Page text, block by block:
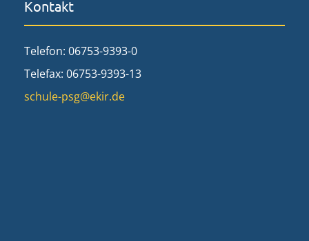
Kontakt
Telefon: 06753-9393-0
Telefax: 06753-9393-13
schule-psg@ekir.de